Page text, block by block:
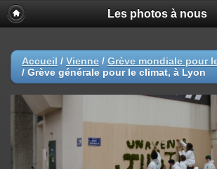
Les photos à nous
Accueil / Vienne / Grève mondiale pour
/ Grève générale pour le climat, à Lyon